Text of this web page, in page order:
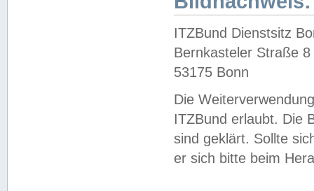
ITZBund Dienstsitz
Bernkasteler Straße 8
53175 Bonn
Die
ITZBund erlaubt. Die
sind geklärt. Sollte
er sich bitte beim